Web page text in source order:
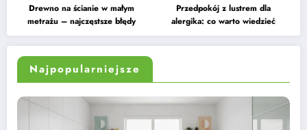
Drewno na ścianie w małym
metrażu – najczęstsze błędy
Przedpokój z lustrem dla
alergika: co warto wiedzieć
Najpopularniejsze